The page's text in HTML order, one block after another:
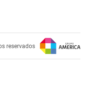
reservados